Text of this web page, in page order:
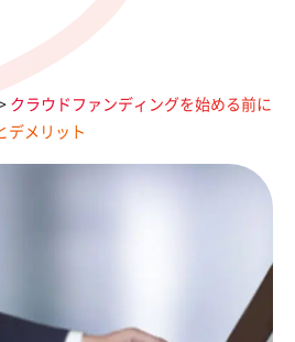
クラウドファンディングを始める前に
デメリット